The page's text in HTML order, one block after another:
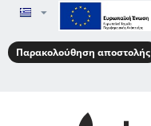
Παρακολούθηση αποστολής